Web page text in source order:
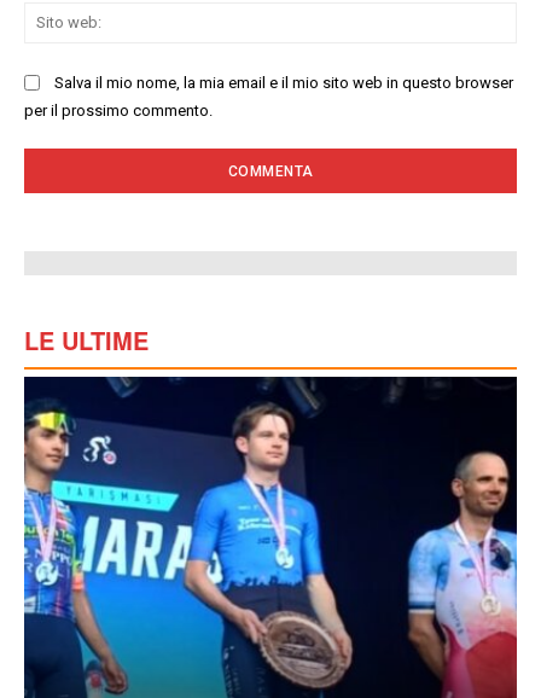
Salva il mio nome, la mia email e il mio sito web in questo browser
per il prossimo commento.
LE ULTIME